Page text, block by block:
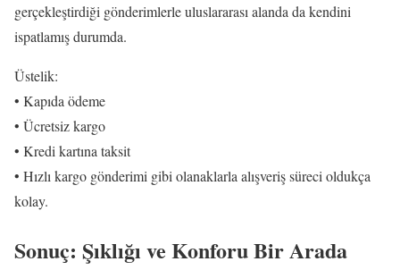
gerçekleştirdiği gönderimlerle uluslararası alanda da kendini
ispatlamış durumda.
Üstelik:
• Kapıda ödeme
• Ücretsiz kargo
• Kredi kartına taksit
• Hızlı kargo gönderimi gibi olanaklarla alışveriş süreci oldukça
kolay.
Sonuç: Şıklığı ve Konforu Bir Arada